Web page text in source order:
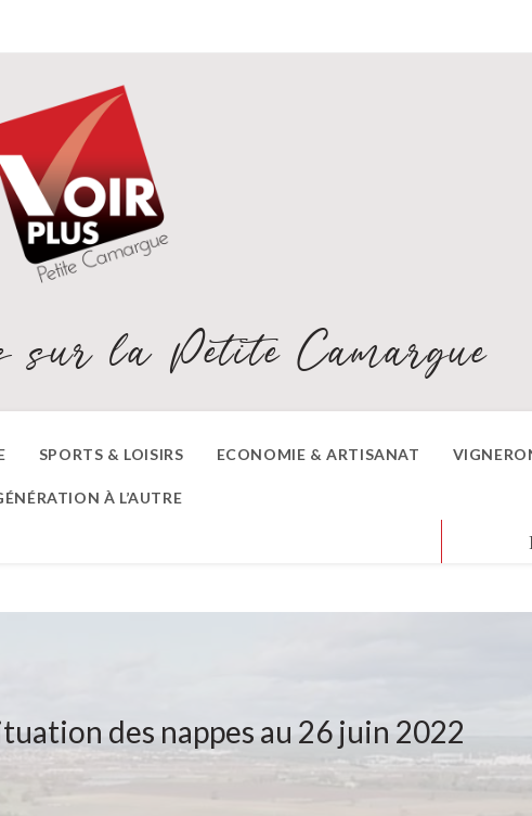
sur la Petite Camargue
SPORTS & LOISIRS ECONOMIE & ARTISANAT
À L’AUTRE
des nappes au 26 juin 2022